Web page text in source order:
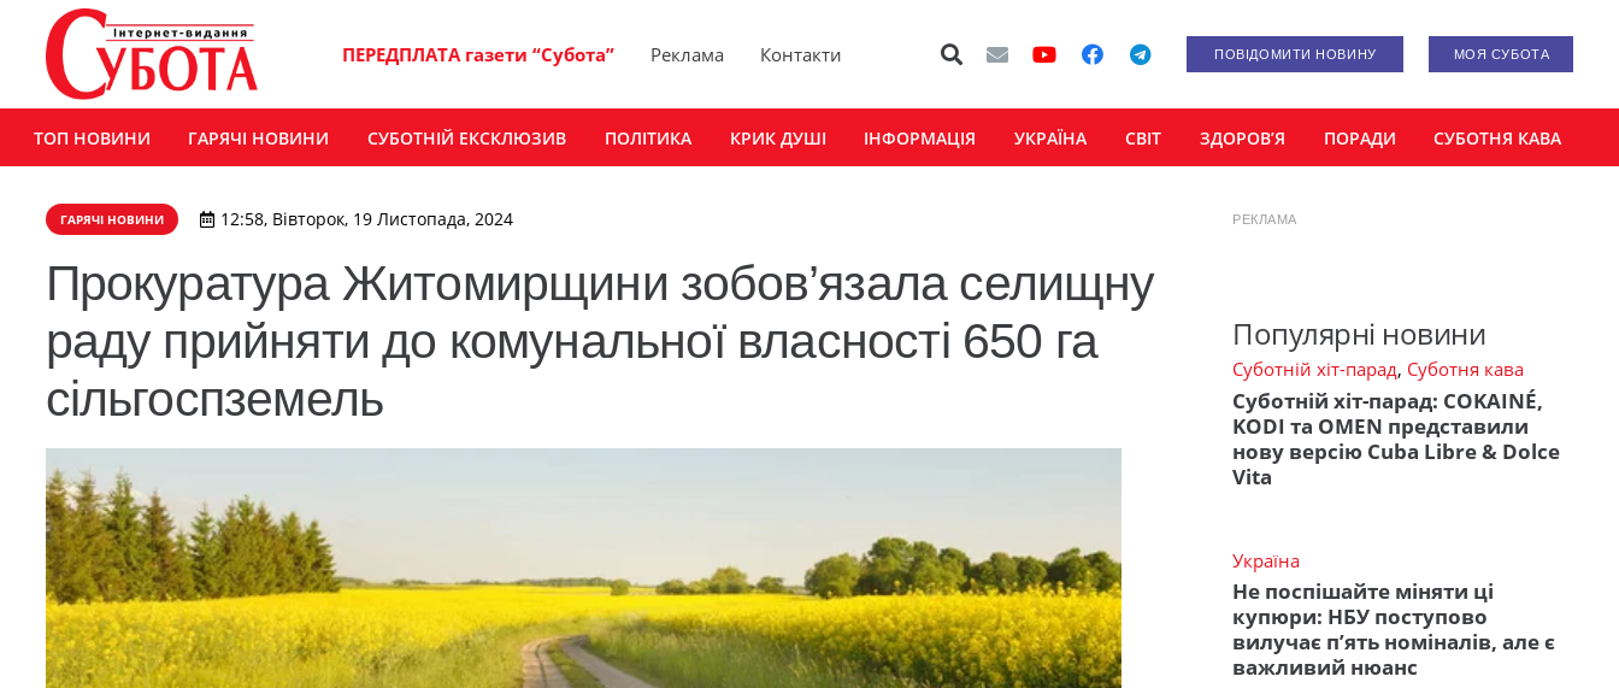
ПЕРЕДПЛАТА газети “Субота” Реклама Контакти ПОВІДОМИТИ НОВИНУ МОЯ СУБОТА
ТОП НОВИНИ ГАРЯЧІ НОВИНИ СУБОТНІЙ ЕКСКЛЮЗИВ ПОЛІТИКА КРИК ДУШІ ІНФОРМАЦІЯ УКРАЇНА СВІТ ЗДОРОВ’Я ПОРАДИ СУБОТНЯ КАВА
ГАРЯЧІ НОВИНИ 12:58, Вівторок, 19 Листопада, 2024
Прокуратура Житомирщини зобов’язала селищну
раду прийняти до комунальної власності 650 га
сільгоспземель
РЕКЛАМА
Популярні новини
Суботній хіт-парад, Суботня кава
Суботній хіт-парад: COKAINÉ,
KODI та OMEN представили
нову версію Cuba Libre & Dolce
Vita
Україна
Не поспішайте міняти ці
купюри: НБУ поступово
вилучає п’ять номіналів, але є
важливий нюанс